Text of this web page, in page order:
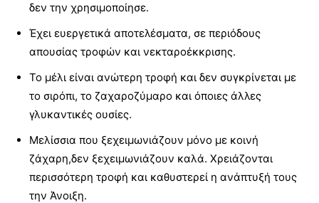
δεν την χρησιμοποίησε.
Έχει ευεργετικά αποτελέσματα, σε περιόδους
απουσίας τροφών και νεκταροέκκρισης.
Το μέλι είναι ανώτερη τροφή και δεν συγκρίνεται με
το σιρόπι, το ζαχαροζύμαρο και όποιες άλλες
γλυκαντικές ουσίες.
Μελίσσια που ξεχειμωνιάζουν μόνο με κοινή
ζάχαρη,δεν ξεχειμωνιάζουν καλά. Χρειάζονται
περισσότερη τροφή και καθυστερεί η ανάπτυξή τους
την Άνοιξη.